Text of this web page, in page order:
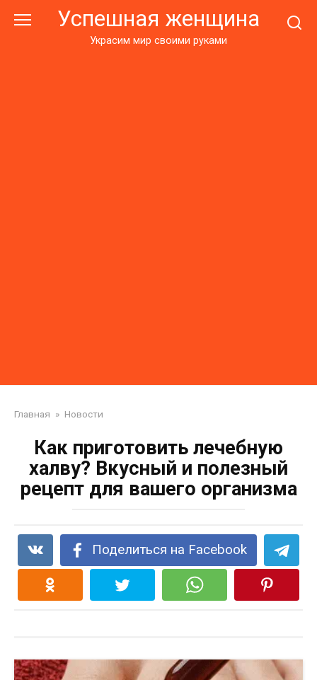
Успешная женщина
Украсим мир своими руками
Главная » Новости
Как приготовить лечебную
халву? Вкусный и полезный
рецепт для вашего организма
Поделиться на Facebook